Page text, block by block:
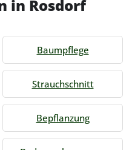
in Rosdorf
Baumpflege
Strauchschnitt
Bepflanzung